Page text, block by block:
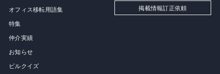
オフィス移転用語集
特集
仲介実績
お知らせ
ビルクイズ
掲載情報訂正依頼